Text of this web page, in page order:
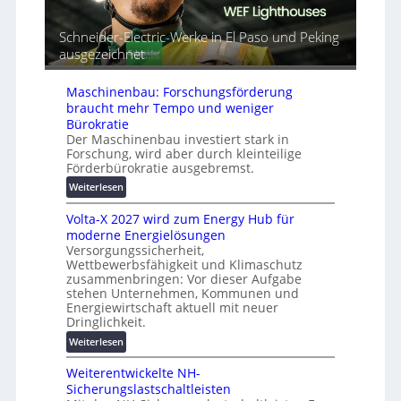
o
m
a
t
s
i
e
r
u
n
g
s
l
ö
s
u
n
g
e
n
l
r
e
i
e
e
t
G
e
r
ä
t
e
s
c
h
u
t
z
u
n
d
d
i
g
i
t
a
l
e
Schneider-Electric-Werke in El Paso und Peking
ausgezeichnet
Maschinenbau: Forschungsförderung
braucht mehr Tempo und weniger
Bürokratie
Der Maschinenbau investiert stark in
Forschung, wird aber durch kleinteilige
Förderbürokratie ausgebremst.
Weiterlesen:
M
a
s
c
h
i
n
e
n
b
u
:
Volta-X 2027 wird zum Energy Hub für
moderne Energielösungen
Versorgungssicherheit,
Wettbewerbsfähigkeit und Klimaschutz
zusammenbringen: Vor dieser Aufgabe
stehen Unternehmen, Kommunen und
Energiewirtschaft aktuell mit neuer
Dringlichkeit.
Weiterlesen:
V
o
l
Weiterentwickelte NH-
Sicherungslastschaltleisten